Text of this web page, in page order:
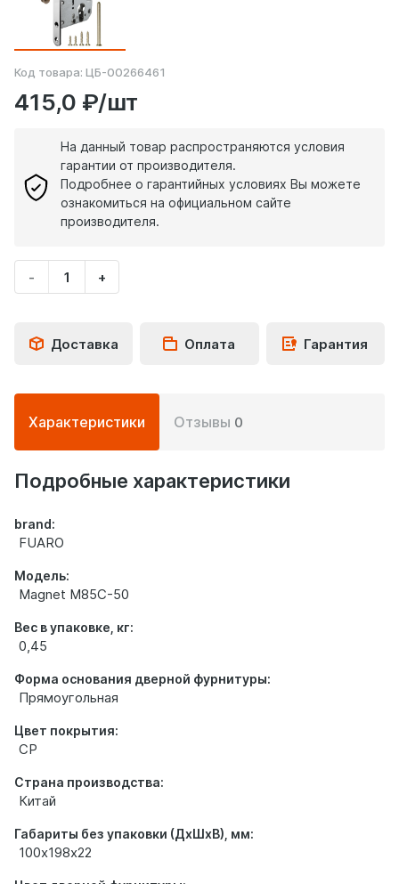
Код товара: ЦБ-00266461
415,0 ₽/шт
На данный товар распространяются условия
гарантии от производителя.
Подробнее о гарантийных условиях Вы можете
ознакомиться на официальном сайте
производителя.
-
Укажите
количество
+
Доставка Оплата Гарантия
Подробная
информация
о
товаре
Характеристики Отзывы 0
Подробные характеристики
brand:
FUARO
Модель:
Magnet M85C-50
Вес в упаковке, кг:
0,45
Форма основания дверной фурнитуры:
Прямоугольная
Цвет покрытия:
CP
Страна производства:
Китай
Габариты без упаковки (ДхШхВ), мм:
100х198х22